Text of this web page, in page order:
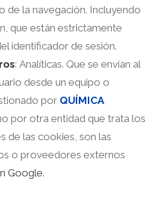
de la navegación. Incluyendo
que están estrictamente
identificador de sesión.
: Analíticas. Que se envían al
desde un equipo o
por QUÍMICA
por otra entidad que trata los
de las cookies, son las
o proveedores externos
Google.